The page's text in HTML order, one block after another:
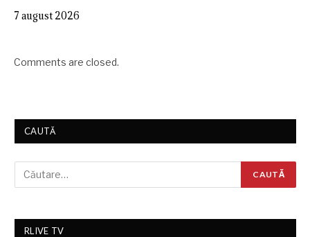
7 august 2026
Comments are closed.
CAUTĂ
RLIVE TV